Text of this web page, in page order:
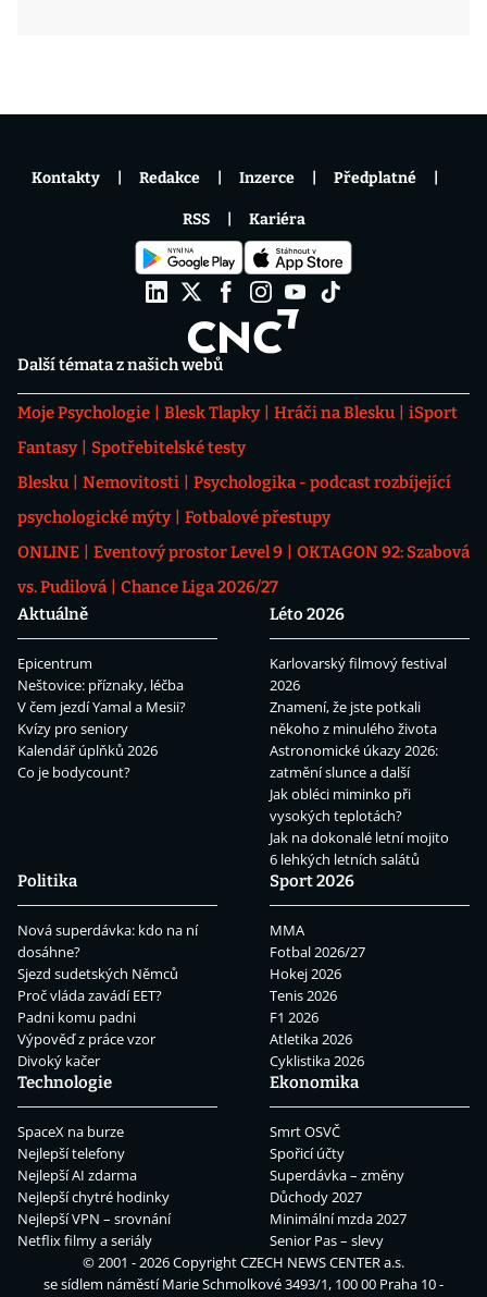
Další témata z našich webů
Moje Psychologie Blesk Tlapky Hráči na Blesku
iSport
Fantasy
Spotřebitelské testy
Blesku
Nemovitosti
Psychologika - podcast rozbíjející
psychologické mýty
Fotbalové přestupy
ONLINE
Eventový prostor Level 9
OKTAGON 92: Szabová
vs. Pudilová
Chance Liga 2026/27
Aktuálně
Epicentrum
Neštovice: příznaky, léčba
V čem jezdí Yamal a Mesii?
Kvízy pro seniory
Kalendář úplňků 2026
Co je bodycount?
Léto 2026
Karlovarský filmový festival
2026
Znamení, že jste potkali
někoho z minulého života
Astronomické úkazy 2026:
zatmění slunce a další
Jak obléci miminko při
vysokých teplotách?
Jak na dokonalé letní mojito
6 lehkých letních salátů
Politika
Nová superdávka: kdo na ní
dosáhne?
Sjezd sudetských Němců
Proč vláda zavádí EET?
Padni komu padni
Výpověď z práce vzor
Divoký kačer
Sport 2026
MMA
Fotbal 2026/27
Hokej 2026
Tenis 2026
F1 2026
Atletika 2026
Cyklistika 2026
Technologie
SpaceX na burze
Nejlepší telefony
Nejlepší AI zdarma
Nejlepší chytré hodinky
Nejlepší VPN – srovnání
Netflix filmy a seriály
Ekonomika
Smrt OSVČ
Spořicí účty
Superdávka – změny
Důchody 2027
Minimální mzda 2027
Senior Pas – slevy
Kontakty Redakce Inzerce Předplatné
RSS Kariéra
© 2001 - 2026 CopyrightCZECH NEWS CENTER a.s.
se sídlem náměstí Marie Schmolkové 3493/1, 100 00 Praha 10 -